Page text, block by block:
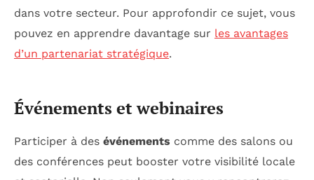
dans votre secteur. Pour approfondir ce sujet, vous
pouvez en apprendre davantage sur les avantages
d’un partenariat stratégique.
Événements et webinaires
Participer à des événements comme des salons ou
des conférences peut booster votre visibilité locale